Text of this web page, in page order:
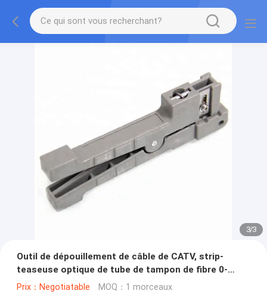
3/3
Outil de dépouillement de câble de CATV, strip-
teaseuse optique de tube de tampon de fibre 0-
3.2mm
Prix：Negotiatable MOQ：1 morceaux